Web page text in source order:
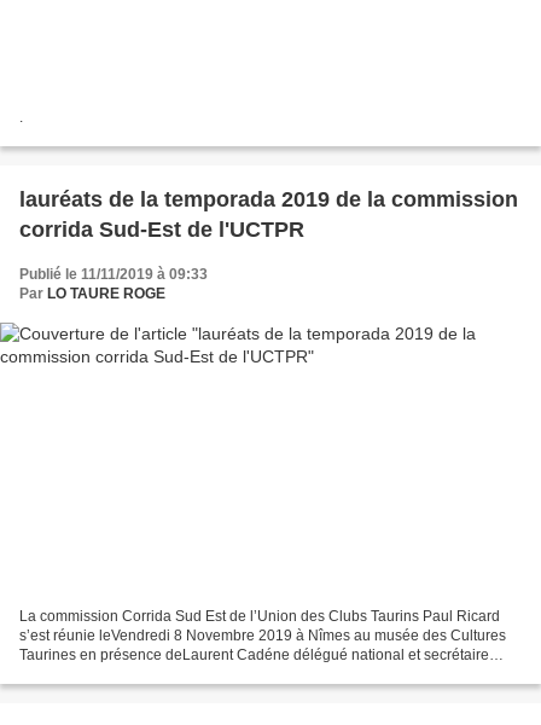
lauréats de la temporada 2019 de la commission
corrida Sud-Est de l'UCTPR
Publié le 11/11/2019 à 09:33
Par LO TAURE ROGE
La commission Corrida Sud Est de l’Union des Clubs Taurins Paul Ricard
s’est réunie leVendredi 8 Novembre 2019 à Nîmes au musée des Cultures
Taurines en présence deLaurent Cadéne délégué national et secrétaire